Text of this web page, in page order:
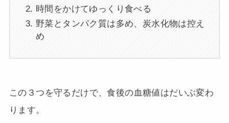
時間をかけてゆっくり食べる
野菜とタンパク質は多め、炭水化物は控え
め
この３つを守るだけで、食後の血糖値はだいぶ変わ
ります。